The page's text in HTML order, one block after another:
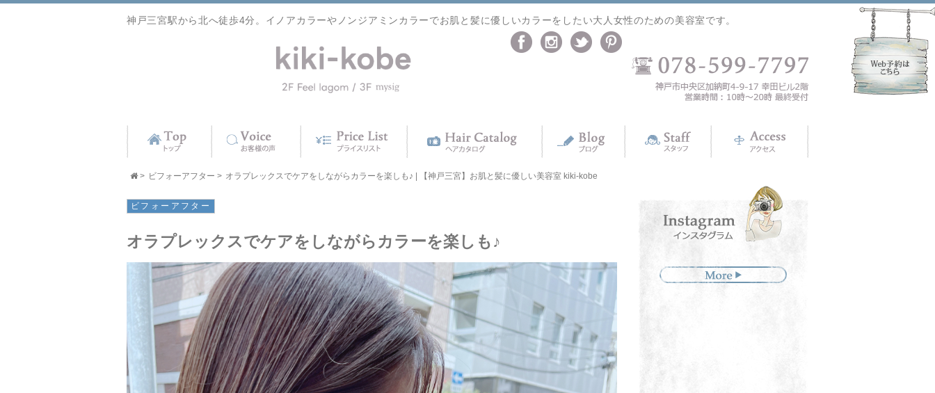
神戸三宮駅から北へ徒歩4分。イノアカラーやノンジアミンカラーでお肌と髪に優しいカラーをしたい大人女性のための美容室です。
> ビフォーアフター > オラプレックスでケアをしながらカラーを楽しも♪ | 【神戸三宮】お肌と髪に優しい美容室 kiki-kobe
ビフォーアフター
オラプレックスでケアをしながらカラーを楽しも♪